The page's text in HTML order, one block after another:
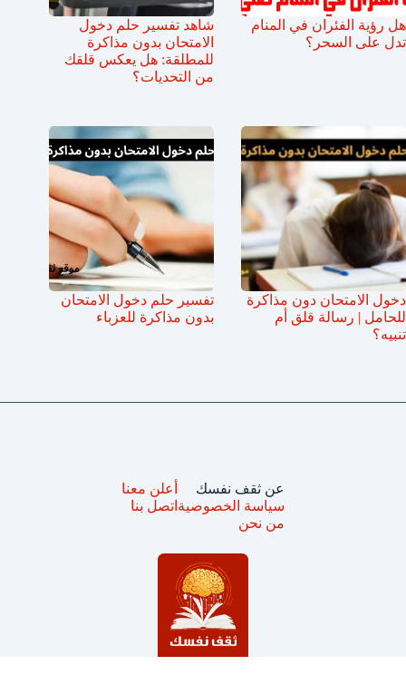
هل رؤية الفئران في المنام
تدل على السحر؟
شاهد تفسير حلم دخول
الامتحان بدون مذاكرة
للمطلقة: هل يعكس قلقك
من التحديات؟
دخول الامتحان دون مذاكرة
للحامل | رسالة قلق أم
تنبيه؟
تفسير حلم دخول الامتحان
بدون مذاكرة للعزباء
عن ثقف نفسك
سياسة الخصوصية
من نحن
أعلن معنا
اتصل بنا